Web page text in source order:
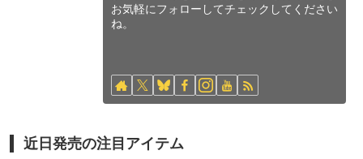
お気軽にフォローしてチェックしてください
ね。
近日発売の注目アイテム